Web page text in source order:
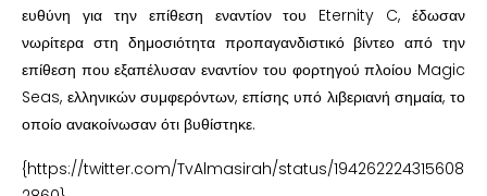
ευθύνη για την επίθεση εναντίον του Eternity C, έδωσαν
νωρίτερα στη δημοσιότητα προπαγανδιστικό βίντεο από την
επίθεση που εξαπέλυσαν εναντίον του φορτηγού πλοίου Magic
Seas, ελληνικών συμφερόντων, επίσης υπό λιβεριανή σημαία, το
οποίο ανακοίνωσαν ότι βυθίστηκε.
{https://twitter.com/TvAlmasirah/status/194262224315608